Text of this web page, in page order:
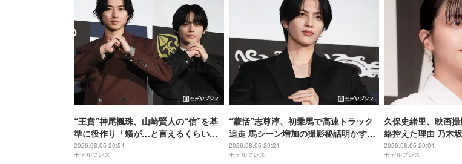
“王賁”神尾楓珠、山崎賢人の“信”を基
準に役作り「蟻が…と言えるくらいの
説得力がないと」【キングダム 魂の決
戦】
2026.08.05 20:54
モデルプレス
“蒙恬”志尊淳、初乗馬で高速トラック
追走 馬シーン増加の撮影秘話明かす
【キングダム 魂の決戦】
2026.08.05 20:24
モデルプレス
久保史緒里、映画
絡控えた理由 乃木
母親役に【世界は美
た】
2026.08.05 20:04
モデルプレス